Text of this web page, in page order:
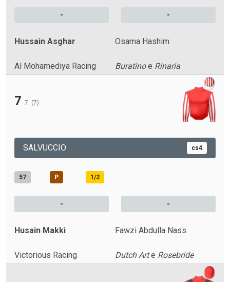
- -
Hussain Asghar Osama Hashim
Al Mohamediya Racing Buratinoe Rinaria
7 7 (7)
SALVUCCIO cs4
57 P 1/2
- -
Husain Makki Fawzi Abdulla Nass
Victorious Racing Dutch Arte Rosebride